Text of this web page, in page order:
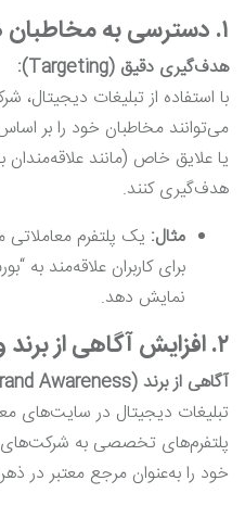
۱. دسترسی به مخاطبان هدف به صورت دقیق
هدف‌گیری دقیق (Targeting):
با استفاده از تبلیغات دیجیتال،
می‌توانند مخاطبان خود را بر
یا علایق خاص (مانند
هدف‌گیری کنند.
مثال: یک پلتفرم معاملاتی
برای کاربران علاقه‌مند به
نمایش دهد.
۲. افزایش آگاهی از
آگاهی از برند (Brand Awareness):
تبلیغات دیجیتال در سایت‌های
پلتفرم‌های تخصصی به شرکت‌های
خود را به‌عنوان مرجع معتبر در